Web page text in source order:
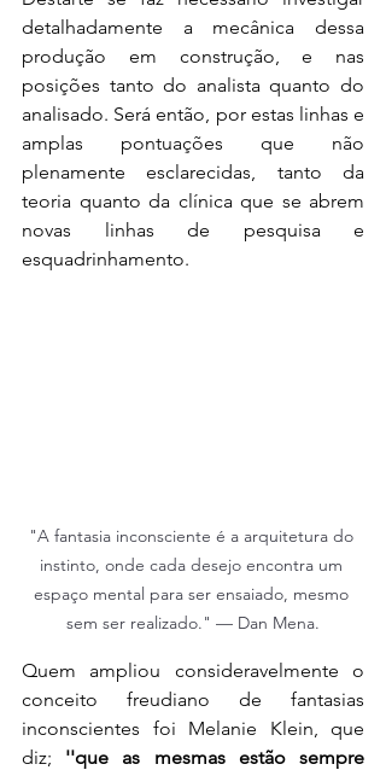
detalhadamente a mecânica dessa
produção em construção, e nas
posições tanto do analista quanto do
analisado. Será então, por estas linhas e
amplas pontuações que não
plenamente esclarecidas, tanto da
teoria quanto da clínica que se abrem
novas linhas de pesquisa e
esquadrinhamento.
"A fantasia inconsciente é a arquitetura do
instinto, onde cada desejo encontra um
espaço mental para ser ensaiado, mesmo
sem ser realizado." — Dan Mena.
Quem ampliou consideravelmente o
conceito freudiano de fantasias
inconscientes foi Melanie Klein, que
diz; ''que as mesmas estão sempre